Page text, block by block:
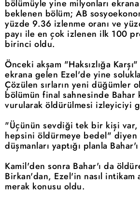
bölümüyle yine milyonları
beklenen bölüm; AB
yüzde 9.36 izlenme oranı ve
payı ile en çok izlenen ilk 100
birinci oldu.
Önceki akşam "Haksızlığa
ekrana gelen Ezel'de yine
Çözülen sırların yeni düğümler
bölümün final sahnesinde Bahar
vurularak öldürülmesi izleyiciyi
"Üçünün sevdiği tek bir kişi
hepsini öldürmeye bedel" diyen
düşmanları yaptığı planla
Kamil'den sonra Bahar'ı da
Birkan'dan, Ezel'in nasıl intikam
merak konusu oldu.